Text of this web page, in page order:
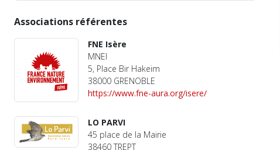
Associations référentes
FNE Isère
MNEI
5, Place Bir Hakeim
38000 GRENOBLE
https://www.fne-aura.org/isere/
LO PARVI
45 place de la Mairie
38460 TREPT